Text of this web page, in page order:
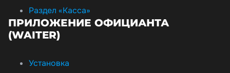
Раздел «Касса»
ПРИЛОЖЕНИЕ ОФИЦИАНТА
(WAITER)
Установка